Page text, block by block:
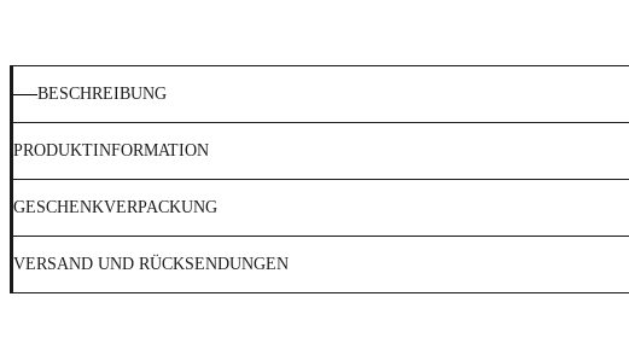
BESCHREIBUNG
PRODUKTINFORMATION
GESCHENKVERPACKUNG
VERSAND UND RÜCKSENDUNGEN